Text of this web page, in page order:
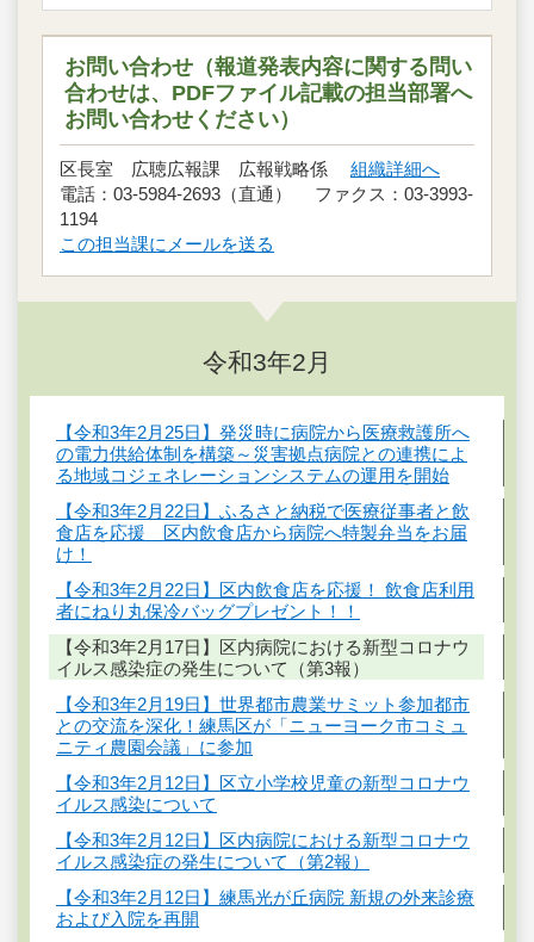
お問い合わせ（報道発表内容に関する問い
合わせは、PDFファイル記載の担当部署へ
お問い合わせください）
区長室 広聴広報課 広報戦略係 組織詳細へ
電話：03-5984-2693（直通） ファクス：03-3993-
1194
この担当課にメールを送る
令和3年2月
【令和3年2月25日】発災時に病院から医療救護所へ
の電力供給体制を構築～災害拠点病院との連携によ
る地域コジェネレーションシステムの運用を開始
【令和3年2月22日】ふるさと納税で医療従事者と飲
食店を応援 区内飲食店から病院へ特製弁当をお届
け！
【令和3年2月22日】区内飲食店を応援！ 飲食店利用
者にねり丸保冷バッグプレゼント！！
【令和3年2月17日】区内病院における新型コロナウ
イルス感染症の発生について（第3報）
【令和3年2月19日】世界都市農業サミット参加都市
との交流を深化！練馬区が「ニューヨーク市コミュ
ニティ農園会議」に参加
【令和3年2月12日】区立小学校児童の新型コロナウ
イルス感染について
【令和3年2月12日】区内病院における新型コロナウ
イルス感染症の発生について（第2報）
【令和3年2月12日】練馬光が丘病院 新規の外来診療
および入院を再開